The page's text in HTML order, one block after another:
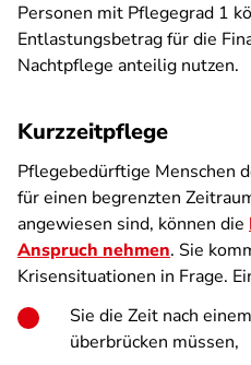
Personen mit Pflegegrad 1
Entlastungsbetrag für die
Nachtpflege anteilig nutzen.
Kurzzeitpflege
Pflegebedürftige Menschen
für einen begrenzten
angewiesen sind, können die
Anspruch nehmen. Sie
Krisensituationen in Frage.
Sie die Zeit nach
überbrücken müssen,